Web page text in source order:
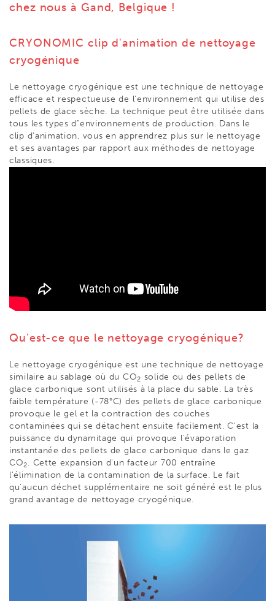
chez nous à Gand, Belgique !
CRYONOMIC clip d'animation de nettoyage
cryogénique
Le nettoyage cryogénique est une technique de nettoyage
efficace et respectueuse de l'environnement qui utilise des
pellets de glace sèche. La technique peut être utilisée dans
tous les types d"environnements de production. Dans le
clip d'animation, vous en apprendrez plus sur le nettoyage
et ses avantages par rapport aux méthodes de nettoyage
classiques.
Qu'est-ce que le nettoyage cryogénique?
Le nettoyage cryogénique est une technique de nettoyage
similaire au sablage où du CO2 solide ou des pellets de
glace carbonique sont utilisés à la place du sable. La très
faible température (-78°C) des pellets de glace carbonique
provoque le gel et la contraction des couches
contaminées qui se détachent ensuite facilement. C'est la
puissance du dynamitage qui provoque l'évaporation
instantanée des pellets de glace carbonique dans le gaz
CO2. Cette expansion d'un facteur 700 entraîne
l'élimination de la contamination de la surface. Le fait
qu'aucun déchet supplémentaire ne soit généré est le plus
grand avantage de nettoyage cryogénique.